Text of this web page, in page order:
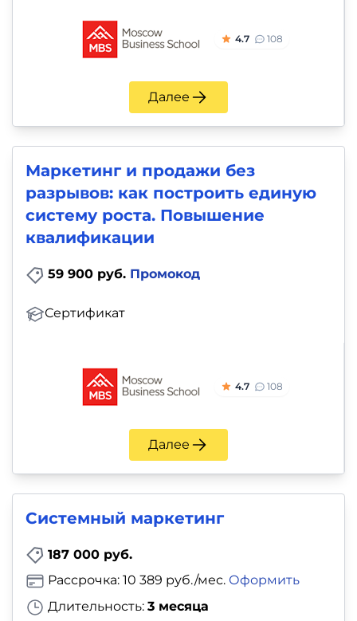
4.7 108
Далее
Маркетинг и продажи без
разрывов: как построить единую
систему роста. Повышение
квалификации
59 900 руб. Промокод
Сертификат
4.7 108
Далее
Системный маркетинг
187 000 руб.
Длительность: 3 месяца
Рассрочка: 10 389 руб./мес. Оформить